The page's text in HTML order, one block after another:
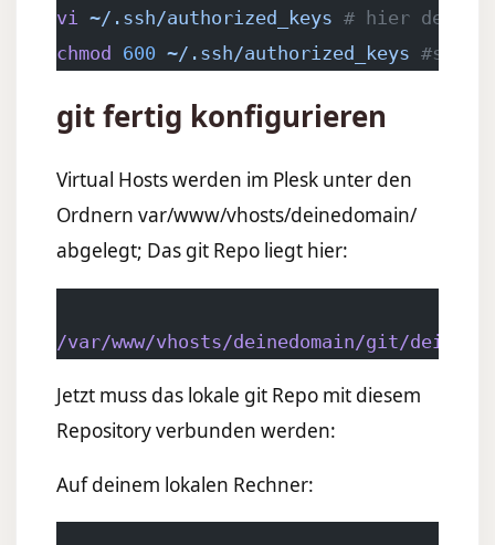
vi
~/.ssh/authorized_keys # hier den
chmod 600 ~/.ssh/authorized_keys #ssh
git fertig konfigurieren
Virtual Hosts werden im Plesk unter den
Ordnern var/www/vhosts/deinedomain/
abgelegt; Das git Repo liegt hier:
/var/www/vhosts/deinedomain/git/
Jetzt muss das lokale git Repo mit diesem
Repository verbunden werden:
Auf deinem lokalen Rechner: